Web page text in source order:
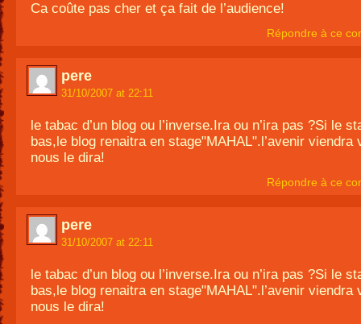
Ca coûte pas cher et ça fait de l’audience!
Répondre à ce
pere
31/10/2007 at 22:11
le tabac d’un blog ou l’inverse.Ira ou n’ira pas ?Si le
bas,le blog renaitra en stage"MAHAL".l’avenir viendra
nous le dira!
Répondre à ce
pere
31/10/2007 at 22:11
le tabac d’un blog ou l’inverse.Ira ou n’ira pas ?Si le
bas,le blog renaitra en stage"MAHAL".l’avenir viendra
nous le dira!